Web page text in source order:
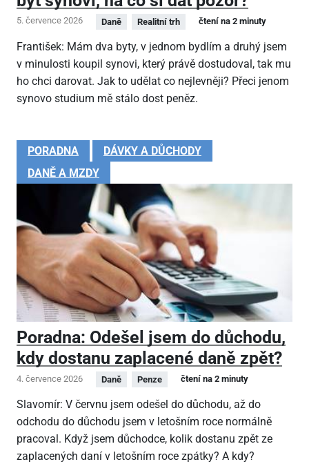
5. července 2026 Daně Realitní trh čtení na 2 minuty
František: Mám dva byty, v jednom bydlím a druhý jsem
v minulosti koupil synovi, který právě dostudoval, tak mu
ho chci darovat. Jak to udělat co nejlevněji? Přeci jenom
synovo studium mě stálo dost peněz.
PORADNA
DÁVKY A DŮCHODY
DANĚ A MZDY
Poradna: Odešel jsem do důchodu,
kdy dostanu zaplacené daně zpět?
4. července 2026 Daně Penze čtení na 2 minuty
Slavomír: V červnu jsem odešel do důchodu, až do
odchodu do důchodu jsem v letošním roce normálně
pracoval. Když jsem důchodce, kolik dostanu zpět ze
zaplacených daní v letošním roce zpátky? A kdy?